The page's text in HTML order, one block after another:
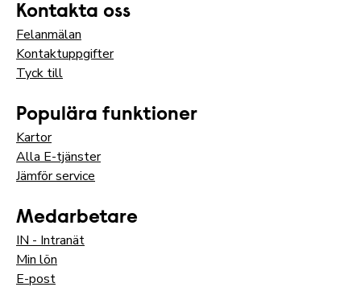
Kontakta oss
Felanmälan
Kontaktuppgifter
Tyck till
Populära funktioner
Kartor
Alla E-tjänster
Jämför service
Medarbetare
IN - Intranät
Min lön
E-post